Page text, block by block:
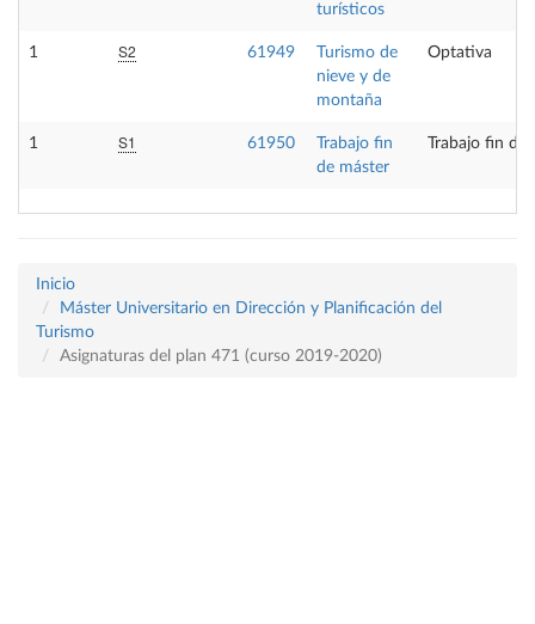
turísticos
1 S2 61949
Turismo de
nieve y de
montaña
Optativa
1 S1 61950
Trabajo fin
de máster
Trabajo fin de
Inicio
Máster Universitario en Dirección y Planificación del
Turismo
Asignaturas del plan 471 (curso 2019-2020)